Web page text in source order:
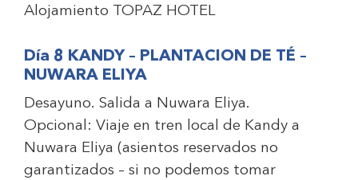
Alojamiento TOPAZ HOTEL
Día 8 KANDY – PLANTACION DE TÉ –
NUWARA ELIYA
Desayuno. Salida a Nuwara Eliya.
Opcional: Viaje en tren local de Kandy a
Nuwara Eliya (asientos reservados no
garantizados – si no podemos tomar